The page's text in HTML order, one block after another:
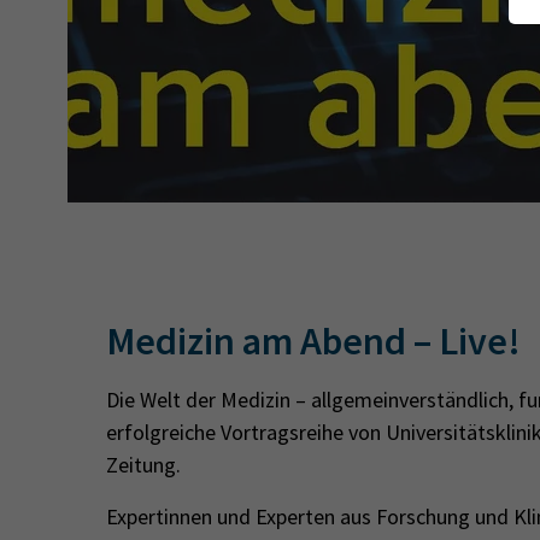
Medizin am Abend – Live!
Die Welt der Medizin – allgemeinverständlich,
erfolgreiche Vortragsreihe von
Zeitung.
Expertinnen und Experten aus Forschung und